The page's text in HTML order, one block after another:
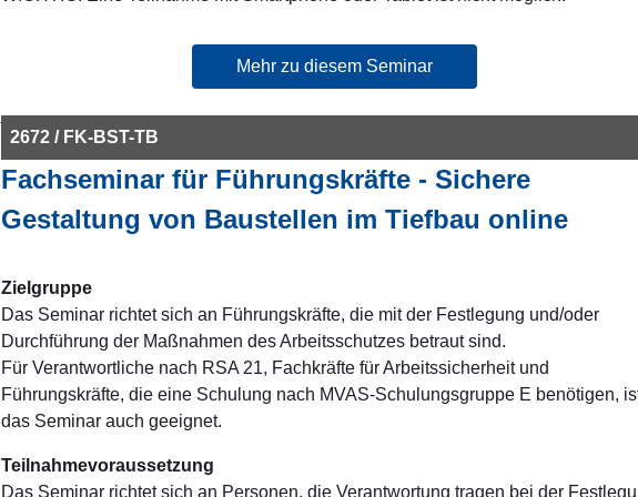
Mehr zu diesem Seminar
2672 / FK-BST-TB
Fachseminar für Führungskräfte - Sichere
Gestaltung von Baustellen im Tiefbau online
Zielgruppe
Das Seminar richtet sich an Führungskräfte, die mit der Festlegung und/oder
Durchführung der Maßnahmen des Arbeitsschutzes betraut sind.
Für Verantwortliche nach RSA 21, Fachkräfte für Arbeitssicherheit und
Führungskräfte, die eine Schulung nach MVAS-Schulungsgruppe E benötigen,
das Seminar auch geeignet.
Teilnahmevoraussetzung
Das Seminar richtet sich an Personen, die Verantwortung tragen bei der